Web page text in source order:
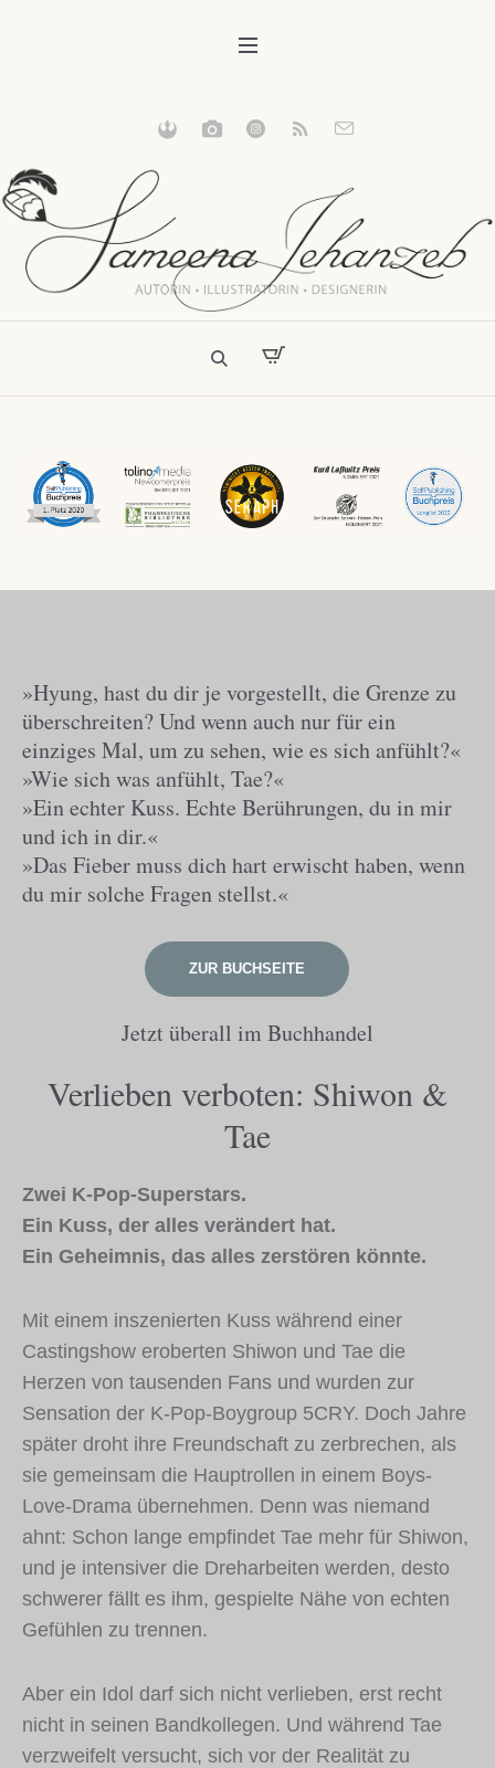
»Hyung, hast du dir je vorgestellt, die Grenze zu
überschreiten? Und wenn auch nur für ein
einziges Mal, um zu sehen, wie es sich anfühlt?«
»Wie sich was anfühlt, Tae?«
»Ein echter Kuss. Echte Berührungen, du in mir
und ich in dir.«
»Das Fieber muss dich hart erwischt haben, wenn
du mir solche Fragen stellst.«
ZUR BUCHSEITE
Jetzt überall im Buchhandel
Verlieben verboten: Shiwon &
Tae
Zwei K-Pop-Superstars.
Ein Kuss, der alles verändert hat.
Ein Geheimnis, das alles zerstören könnte.
Mit einem inszenierten Kuss während einer
Castingshow eroberten Shiwon und Tae die
Herzen von tausenden Fans und wurden zur
Sensation der K-Pop-Boygroup 5CRY. Doch Jahre
später droht ihre Freundschaft zu zerbrechen, als
sie gemeinsam die Hauptrollen in einem Boys-
Love-Drama übernehmen. Denn was niemand
ahnt: Schon lange empfindet Tae mehr für Shiwon,
und je intensiver die Dreharbeiten werden, desto
schwerer fällt es ihm, gespielte Nähe von echten
Gefühlen zu trennen.
Aber ein Idol darf sich nicht verlieben, erst recht
nicht in seinen Bandkollegen. Und während Tae
verzweifelt versucht, sich vor der Realität zu